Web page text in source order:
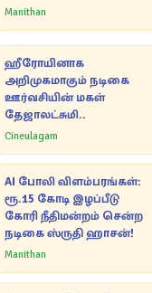
தேஜலட்சுமி!
Manithan
ஹீரோயினாக
அறிமுகமாகும் நடிகை
ஊர்வசியின் மகள்
தேஜாலட்சுமி..
Cineulagam
AI போலி விளம்பரங்கள்:
ரூ.15 கோடி இழப்பீடு
கோரி நீதிமன்றம் சென்ற
நடிகை ஸ்ருதி ஹாசன்!
Manithan